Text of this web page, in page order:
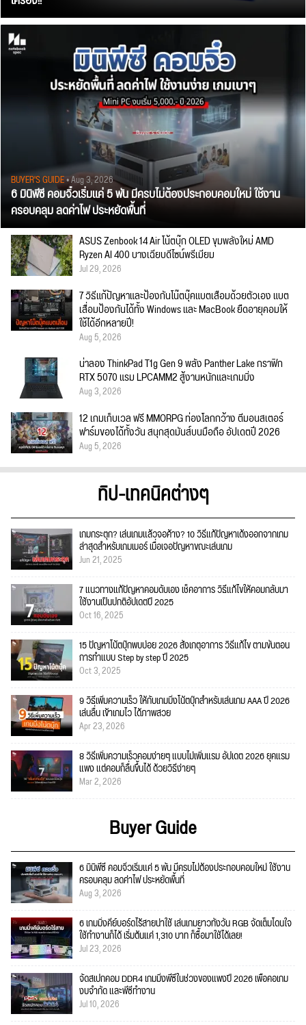
BUYER'S GUIDE• Aug 3, 2026
6 มินิพีซี คอมจิ๋วเริ่มแค่ 5 พัน มีครบไม่ต้องประกอบคอมใหม่ ใช้งาน
ครอบคลุม ลดค่าไฟ ประหยัดพื้นที่
ASUS Zenbook 14 Air โน้ตบุ๊ก OLED ขุมพลังใหม่ AMD
Ryzen AI 400 บางเฉียบดีไซน์พรีเมียม
Jul 29, 2026
7 วิธีแก้ปัญหาและป้องกันโน๊ตบุ๊คแบตเสื่อมด้วยตัวเอง แบต
เสื่อมป้องกันได้ทั้ง Windows และ MacBook ยืดอายุคอมให้
ใช้ได้อีกหลายปี!
Aug 5, 2026
น่าลอง ThinkPad T1g Gen 9 พลัง Panther Lake กราฟิก
RTX 5070 แรม LPCAMM2 สู้งานหนักและเกมมิ่ง
Aug 3, 2026
12 เกมเก็บเวล ฟรี MMORPG ท่องโลกกว้าง ตีมอนสเตอร์
ฟาร์มของได้ทั้งวัน สนุกสุดมันส์บนมือถือ อัปเดตปี 2026
Aug 5, 2026
ทิป-เทคนิคต่างๆ
เกมกระตุก? เล่นเกมแล้วจอค้าง? 10 วิธีแก้ปัญหาเด้งออกจากเกม
ล่าสุดสำหรับเกมเมอร์ เมื่อเจอปัญหาขณะเล่นเกม
Jun 21, 2025
7 แนวทางแก้ปัญหาคอมดับเอง เช็คอาการ วิธีแก้ไขให้คอมกลับมา
ใช้งานเป็นปกติอัปเดตปี 2025
Oct 16, 2025
15 ปัญหาโน้ตบุ๊กพบบ่อย 2026 สังเกตุอาการ วิธีแก้ไข ตามขั้นตอน
การทำแบบ Step by step ปี 2025
Oct 3, 2025
9 วิธีเพิ่มความเร็ว ให้กับเกมมิ่งโน้ตบุ๊กสำหรับเล่นเกม AAA ปี 2026
เล่นลื่น เข้าเกมไว ได้ภาพสวย
Apr 23, 2026
8 วิธีเพิ่มความเร็วคอมง่ายๆ แบบไม่เพิ่มแรม อัปเดต 2026 ยุคแรม
แพง แต่คอมก็ลื่นขึ้นได้ ด้วยวิธีง่ายๆ
Mar 2, 2026
Buyer Guide
6 มินิพีซี คอมจิ๋วเริ่มแค่ 5 พัน มีครบไม่ต้องประกอบคอมใหม่ ใช้งาน
ครอบคลุม ลดค่าไฟ ประหยัดพื้นที่
Aug 3, 2026
6 เกมมิ่งคีย์บอร์ดไร้สายน่าใช้ เล่นเกมยาวทั้งวัน RGB จัดเต็มโดนใจ
ใช้ทำงานก็ได้ เริ่มต้นแค่ 1,310 บาท ก็ซื้อมาใช้ได้เลย!
Jul 23, 2026
จัดสเปกคอม DDR4 เกมมิ่งพีซีในช่วงของแพงปี 2026 เพื่อคอเกม
งบจำกัด และพีซีทำงาน
Jul 10, 2026